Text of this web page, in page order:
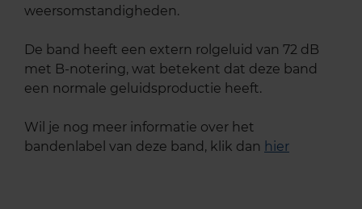
weersomstandigheden.
De band heeft een extern rolgeluid van 72 dB
met B-notering, wat betekent dat deze band
een normale geluidsproductie heeft.
Wil je nog meer informatie over het
bandenlabel van deze band, klik dan hier